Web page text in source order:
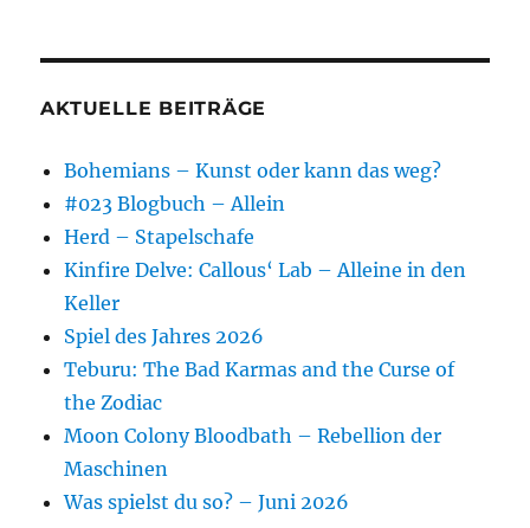
AKTUELLE BEITRÄGE
Bohemians – Kunst oder kann das weg?
#023 Blogbuch – Allein
Herd – Stapelschafe
Kinfire Delve: Callous‘ Lab – Alleine in den
Keller
Spiel des Jahres 2026
Teburu: The Bad Karmas and the Curse of
the Zodiac
Moon Colony Bloodbath – Rebellion der
Maschinen
Was spielst du so? – Juni 2026